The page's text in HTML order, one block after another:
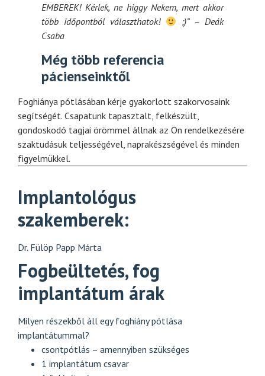
EMBEREK! Kérlek, ne higgy Nekem, mert akkor
több időpontból választhatok!
;)” – Deák
Csaba
Még több referencia
pácienseinktől
Foghiánya pótlásában kérje gyakorlott szakorvosaink
segítségét. Csapatunk tapasztalt, felkészült,
gondoskodó tagjai örömmel állnak az Ön rendelkezésére
szaktudásuk teljességével, naprakészségével és minden
figyelmükkel.
Implantológus
szakemberek:
Dr. Fülöp Papp Márta
Fogbeültetés, fog
implantátum árak
Milyen részekből áll egy foghiány pótlása
implantátummal?
csontpótlás – amennyiben szükséges
1 implantátum csavar